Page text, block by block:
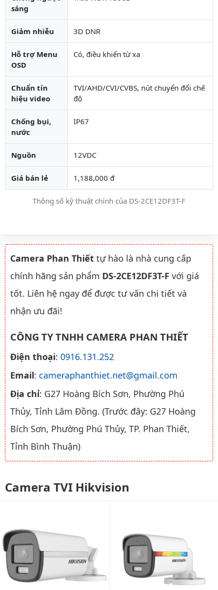
Thông số kỹ thuật chính của DS-2CE12DF3T-F
sáng
Giảm nhiễu 3D DNR
Hỗ trợ Menu
OSD
Có, điều khiển từ xa
Chuẩn tín
hiệu video
TVI/AHD/CVI/CVBS, nút chuyển đổi chế
độ
Chống bụi,
nước
IP67
Nguồn 12VDC
Giá bán lẻ 1,188,000 đ
Camera Phan Thiết tự hào là nhà cung cấp
chính hãng sản phẩm DS-2CE12DF3T-F với giá
tốt. Liên hệ ngay để được tư vấn chi tiết và
nhận ưu đãi!
CÔNG TY TNHH CAMERA PHAN THIẾT
Điện thoại: 0916.131.252
Email: cameraphanthiet.net@gmail.com
Địa chỉ: G27 Hoàng Bích Sơn, Phường Phú
Thủy, Tỉnh Lâm Đồng. (Trước đây: G27 Hoàng
Bích Sơn, Phường Phú Thủy, TP. Phan Thiết,
Tỉnh Bình Thuận)
Camera TVI Hikvision